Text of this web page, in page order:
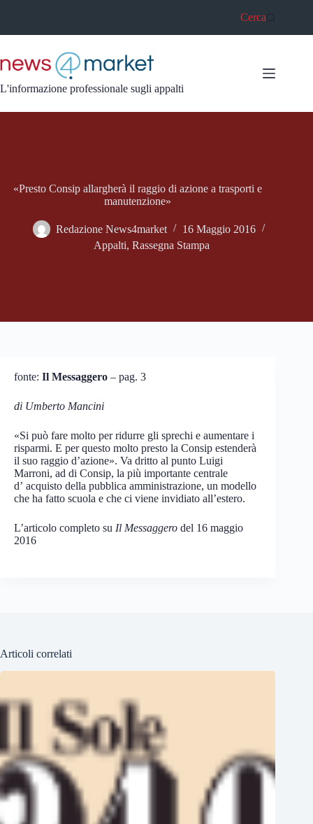
Cerca
L'informazione professionale sugli appalti
«Presto Consip allargherà il raggio di azione a trasporti e
manutenzione»
Redazione News4market
16 Maggio 2016
Appalti,Rassegna Stampa
fonte: Il Messaggero – pag. 3
di Umberto Mancini
«Si può fare molto per ridurre gli sprechi e aumentare i
risparmi. E per questo molto presto la Consip estenderà
il suo raggio d’azione». Va dritto al punto Luigi
Marroni, ad di Consip, la più importante centrale
d’ acquisto della pubblica amministrazione, un modello
che ha fatto scuola e che ci viene invidiato all’estero.
L’articolo completo su Il Messaggero del 16 maggio
2016
Articoli correlati